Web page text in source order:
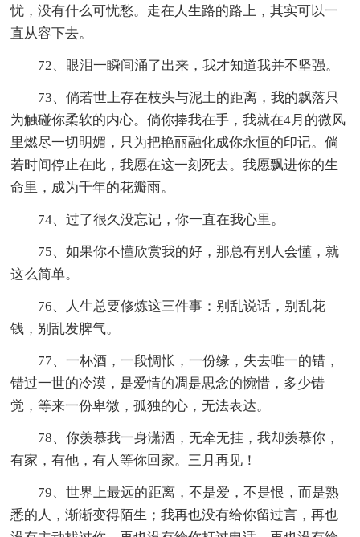
忧，没有什么可忧愁。走在人生路的路上，其实可以一
直从容下去。
72、眼泪一瞬间涌了出来，我才知道我并不坚强。
73、倘若世上存在枝头与泥土的距离，我的飘落只
为触碰你柔软的内心。倘你捧我在手，我就在4月的微风
里燃尽一切明媚，只为把艳丽融化成你永恒的印记。倘
若时间停止在此，我愿在这一刻死去。我愿飘进你的生
命里，成为千年的花瓣雨。
74、过了很久没忘记，你一直在我心里。
75、如果你不懂欣赏我的好，那总有别人会懂，就
这么简单。
76、人生总要修炼这三件事：别乱说话，别乱花
钱，别乱发脾气。
77、一杯酒，一段惆怅，一份缘，失去唯一的错，
错过一世的冷漠，是爱情的凋是思念的惋惜，多少错
觉，等来一份卑微，孤独的心，无法表达。
78、你羡慕我一身潇洒，无牵无挂，我却羡慕你，
有家，有他，有人等你回家。三月再见！
79、世界上最远的距离，不是爱，不是恨，而是熟
悉的人，渐渐变得陌生；我再也没有给你留过言，再也